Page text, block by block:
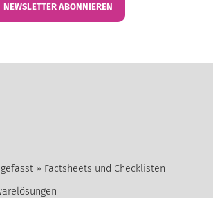
NEWSLETTER ABONNIEREN
» Factsheets und Checklisten